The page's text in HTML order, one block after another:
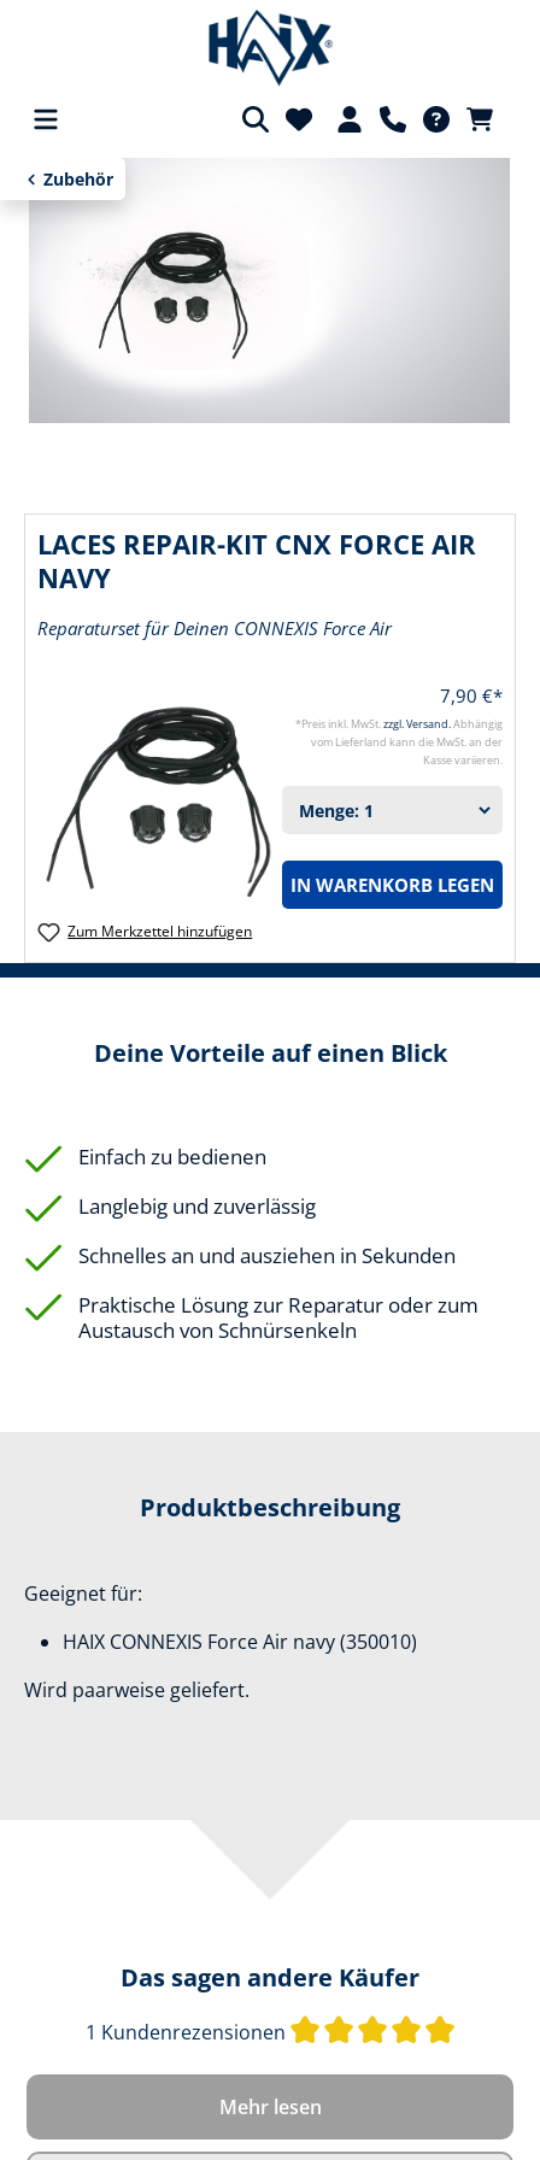
springen
Zubehör
LACES REPAIR-KIT CNX FORCE AIR
NAVY
Reparaturset für Deinen CONNEXIS Force Air
7,90 €*
*Preis inkl. MwSt.zzgl. Versand.Abhängig
vom Lieferland kann die MwSt. an der
Kasse variieren.
IN WARENKORB LEGEN
Zum Merkzettel hinzufügen
Deine Vorteile auf einen Blick
Einfach zu bedienen
Langlebig und zuverlässig
Schnelles an und ausziehen in Sekunden
Praktische Lösung zur Reparatur oder zum
Austausch von Schnürsenkeln
Produktbeschreibung
Geeignet für:
HAIX CONNEXIS Force Air navy (350010)
Wird paarweise geliefert.
Das sagen andere Käufer
1 Kundenrezensionen
Mehr lesen